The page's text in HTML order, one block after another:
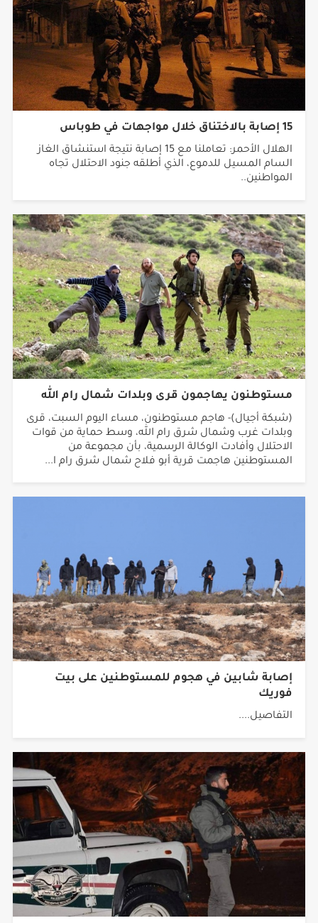
15 إصابة بالاختناق خلال مواجهات في طوباس
الهلال الأحمر: تعاملنا مع 15 إصابة نتيجة استنشاق الغاز
السام المسيل للدموع، الذي أطلقه جنود الاحتلال تجاه
مستوطنون يهاجمون قرى وبلدات شمال رام الله
(شبكة أجيال)- هاجم مستوطنون، مساء اليوم السبت، قرى
وبلدات غرب وشمال شرق رام الله، وسط حماية من قوات
الاحتلال وأفادت الوكالة الرسمية، بأن مجموعة من
إصابة شابين في هجوم للمستوطنين على بيت
فوريك